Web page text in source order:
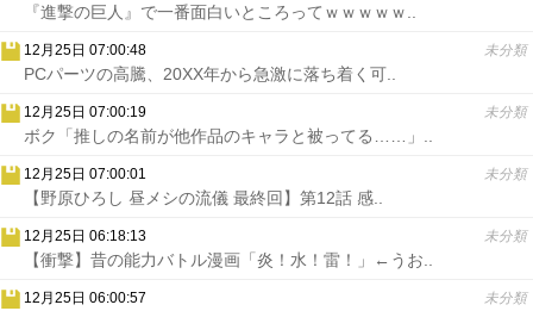
『進撃の巨人』で一番面白いところってｗｗｗｗｗ..
12月25日 07:00:48 未分類
PCパーツの高騰、20XX年から急激に落ち着く可..
12月25日 07:00:19 未分類
ボク「推しの名前が他作品のキャラと被ってる……」..
12月25日 07:00:01 未分類
【野原ひろし 昼メシの流儀 最終回】第12話 感..
12月25日 06:18:13 未分類
【衝撃】昔の能力バトル漫画「炎！水！雷！」←うお..
12月25日 06:00:57 未分類